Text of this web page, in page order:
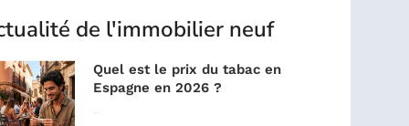
de l'immobilier neuf
Quel est le prix du tabac en
Espagne en 2026 ?